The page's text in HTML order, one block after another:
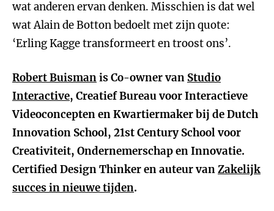
wat anderen ervan denken. Misschien is dat wel
wat Alain de Botton bedoelt met zijn quote:
‘Erling Kagge transformeert en troost ons’.
Robert Buismanis Co-owner van Studio
Interactive, Creatief Bureau voor Interactieve
Videoconcepten en Kwartiermaker bij de Dutch
Innovation School, 21st Century School voor
Creativiteit, Ondernemerschap en Innovatie.
Certified Design Thinker en auteur vanZakelijk
succes in nieuwe tijden.